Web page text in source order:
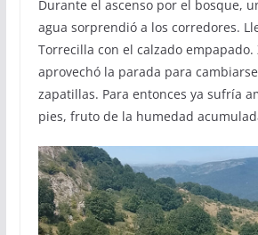
Durante el ascenso por el bosque,
agua sorprendió a los corredores.
Torrecilla con el calzado empapado.
aprovechó la parada para
zapatillas. Para entonces ya sufría
pies, fruto de la humedad